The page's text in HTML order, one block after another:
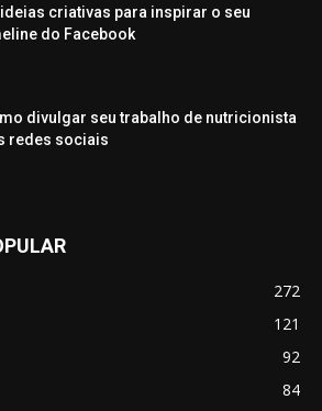
criativas para inspirar o seu
do Facebook
divulgar seu trabalho de nutricionista
redes sociais
272
121
92
84